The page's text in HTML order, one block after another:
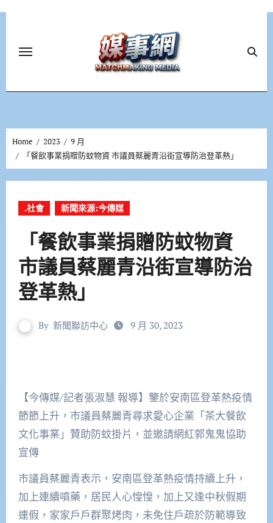
Home 2023
9 月
「餐飲事業捐贈防蚊物資 市議員蔡麗青沿街宣導防治登革熱」
.社會 新聞來源:今傳媒
「餐飲事業捐贈防蚊物資
市議員蔡麗青沿街宣導防治
登革熱」
By 新聞聯訪中心 9 月 30, 2023
【今傳媒/記者張淑慧 報導】鑒於安南區登革熱疫情
節節上升，市議員蔡麗青尋求愛心企業「茶大餐飲
文化事業」贊助防蚊掛片，並邀請網紅郭鬼鬼協助
宣傳
市議員蔡麗青表示，安南區登革熱疫情持續上升，
加上連續噴藥，居民人心惶惶，加上又逢中秋假期
連假，家家戶戶群聚烤肉，未免住戶疏於防範導致